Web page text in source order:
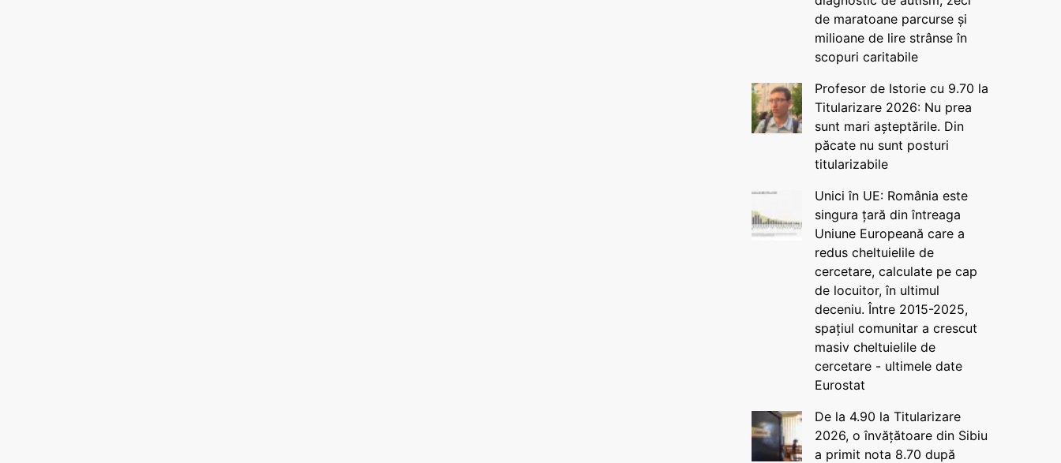
de maratoane parcurse și
milioane de lire strânse în
scopuri caritabile
Profesor de Istorie cu 9.70 la
Titularizare 2026: Nu prea
sunt mari așteptările. Din
păcate nu sunt posturi
titularizabile
Unici în UE: România este
singura țară din întreaga
Uniune Europeană care a
redus cheltuielile de
cercetare, calculate pe cap
de locuitor, în ultimul
deceniu. Între 2015-2025,
spațiul comunitar a crescut
masiv cheltuielile de
cercetare - ultimele date
Eurostat
De la 4.90 la Titularizare
2026, o învățătoare din Sibiu
a primit nota 8.70 după